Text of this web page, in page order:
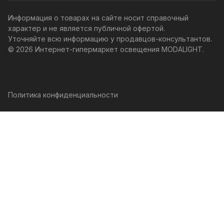
Информация о товарах на сайте носит справочный
характер и не является публичной офертой.
Уточняйте всю информацию у продавцов-консультантов.
© 2026 Интернет-гипермаркет освещения MODALIGHT.
Политика конфиденциальности